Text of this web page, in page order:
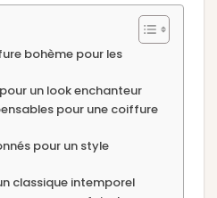
bohème pour les
un look enchanteur
pour une coiffure
pour un style
classique intemporel